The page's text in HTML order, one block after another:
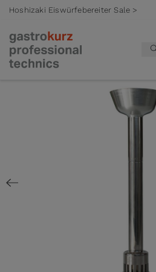
Hoshizaki Eiswürfebereiter Sale >